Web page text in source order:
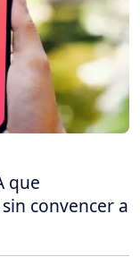
que
convencer a